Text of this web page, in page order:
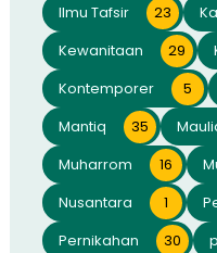
Ilmu Tafsir
23
Kewanitaan
29
Kontemporer
5
Mantiq
35
Muharrom
16
Nusantara
1
Pernikahan
30